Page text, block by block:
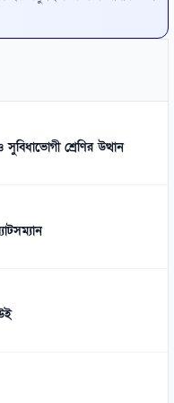
শ্রেণির উত্থান